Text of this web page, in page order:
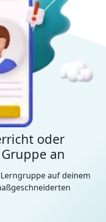
oder
an
auf deinem